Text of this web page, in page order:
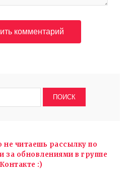
не читаешь рассылку по
за обновлениями в группе
:)